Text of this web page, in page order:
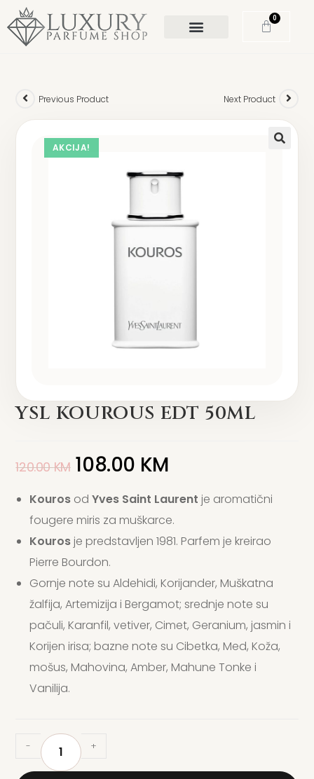
0
AKCIJA!
Previous Product Next Product
YSL KOUROUS EDT 50ML
120.00KM 108.00 KM
Kouros odYves Saint Laurent je aromatični
fougere miris za muškarce.
Kouros je predstavljen 1981. Parfem je kreirao
Pierre Bourdon.
Gornje note su Aldehidi, Korijander, Muškatna
žalfija, Artemizija i Bergamot; srednje note su
pačuli, Karanfil, vetiver, Cimet, Geranium, jasmin i
Korijen irisa; bazne note su Cibetka, Med, Koža,
mošus, Mahovina, Amber, Mahune Tonke i
Vanilija.
- +